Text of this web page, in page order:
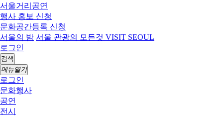
서울거리공연
행사 홍보 신청
문화공간등록 신청
서울의 밤 서울 관광의 모든것 VISIT SEOUL
로그인
검색
메뉴열기
로그인
문화행사
공연
전시